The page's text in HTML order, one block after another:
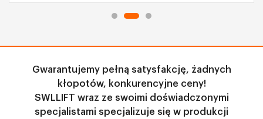
Gwarantujemy pełną satysfakcję, żadnych
kłopotów, konkurencyjne ceny!
SWLLIFT wraz ze swoimi doświadczonymi
specjalistami specjalizuje się w produkcji